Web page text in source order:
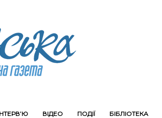
ВІДЕО ПОДІЇ БІБЛІОТЕКА